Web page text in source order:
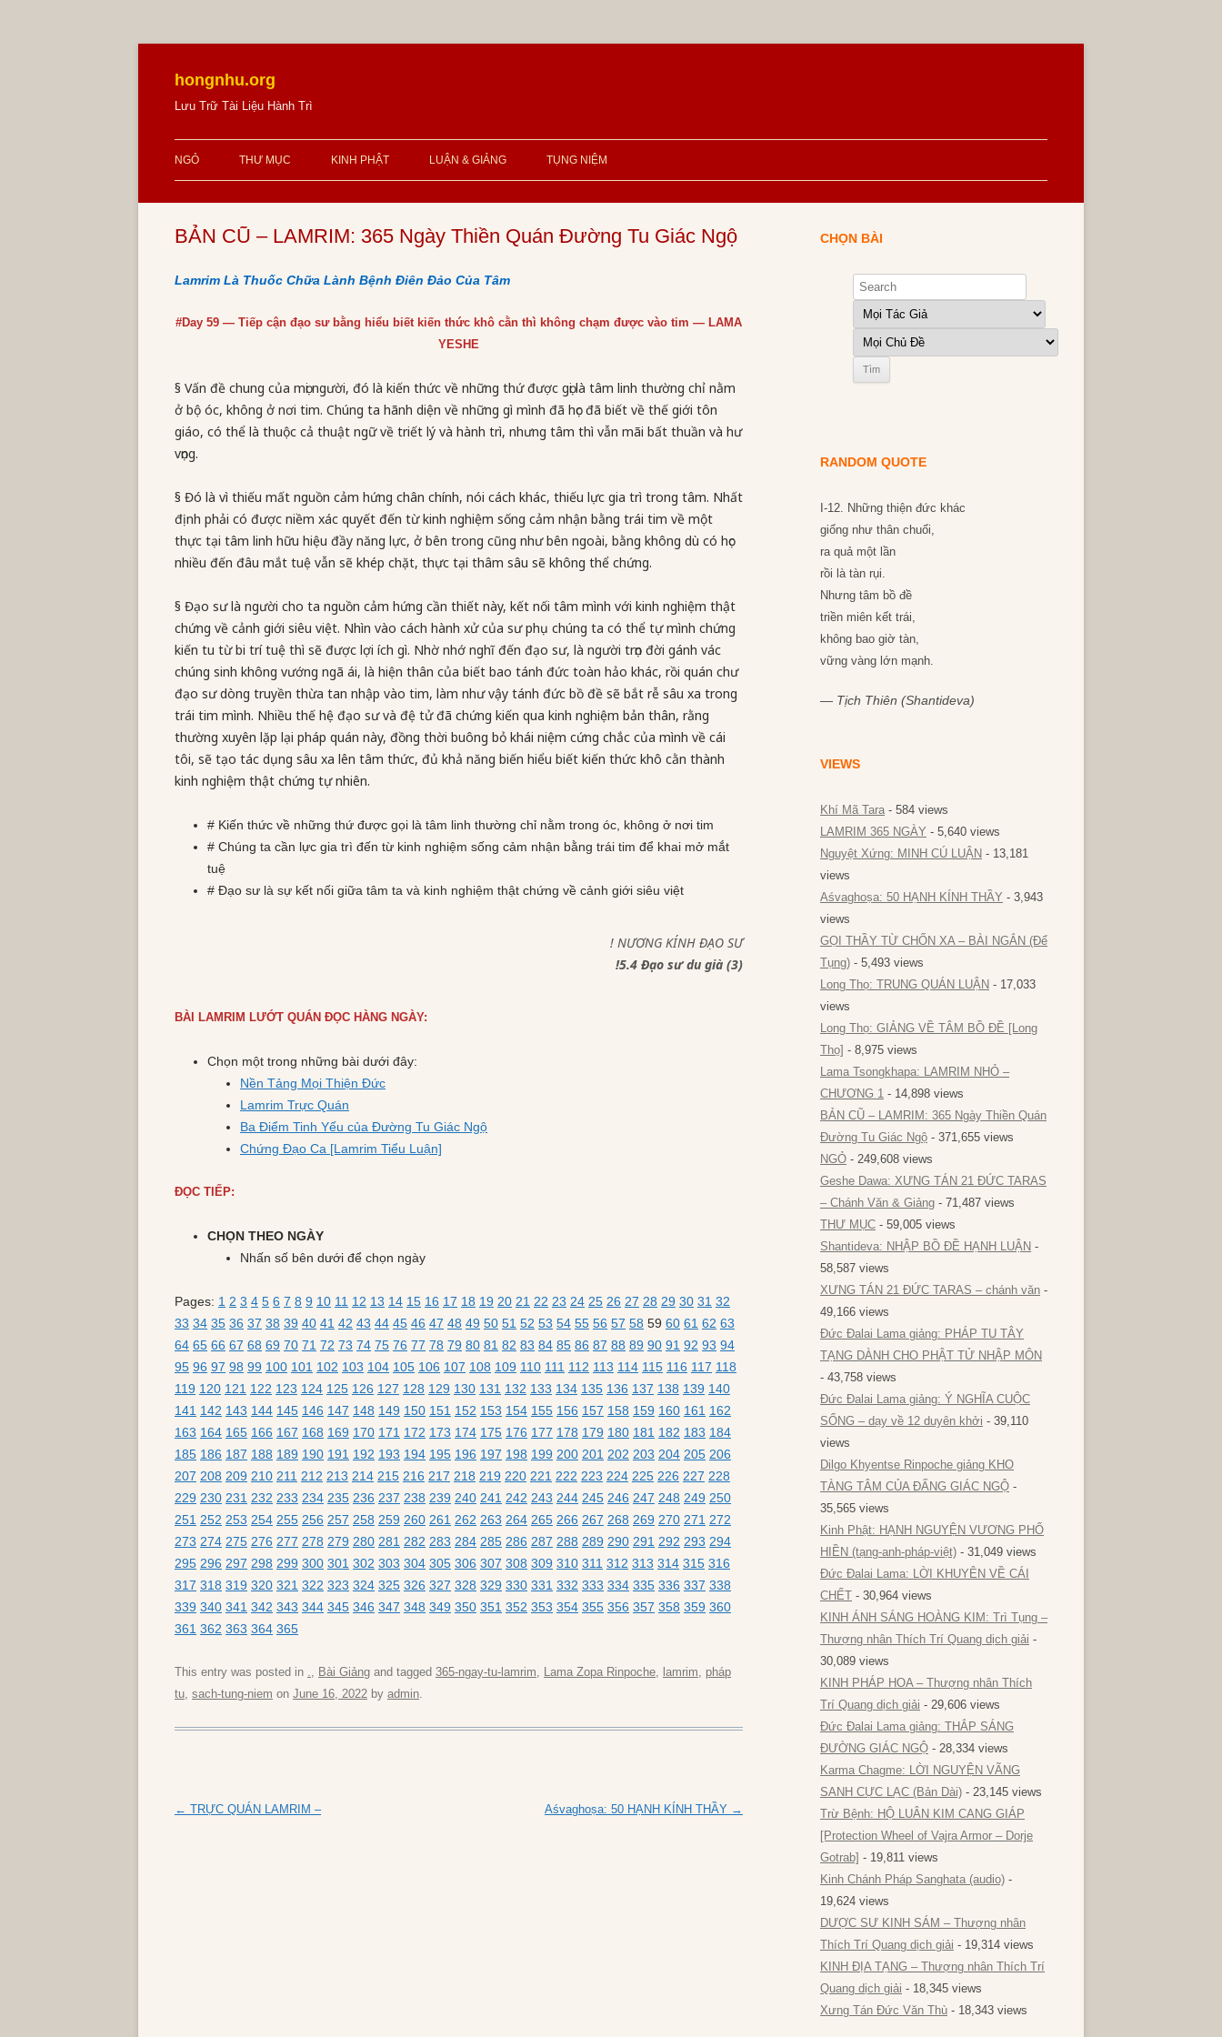
contenthongnhu.org
Lưu Trữ Tài Liệu Hành Trì
NGỎ THƯ MỤC KINH PHẬT LUẬN & GIẢNG TỤNG NIỆM
BẢN CŨ – LAMRIM: 365 Ngày Thiền Quán Đường Tu Giác Ngộ
Lamrim Là Thuốc Chữa Lành Bệnh Điên Đảo Của Tâm
#Day 59 — Tiếp cận đạo sư bằng hiểu biết kiến thức khô cằn thì không chạm được vào tim — LAMA
YESHE
§ Vấn đề chung của mọi người, đó là kiến thức về những thứ được gọi là tâm linh thường chỉ nằm
ở bộ óc, không ở nơi tim. Chúng ta hãnh diện về những gì mình đã học đã biết về thế giới tôn
giáo, có thể là thuộc cả thuật ngữ về triết lý và hành trì, nhưng tâm thì vẫn mãi bất thuần và hư
vọng.
§ Đó là vì thiếu mất nguồn cảm hứng chân chính, nói cách khác, thiếu lực gia trì trong tâm. Nhất
định phải có được niềm xác quyết đến từ kinh nghiệm sống cảm nhận bằng trái tim về một
thực tại tâm linh hữu hiệu đầy năng lực, ở bên trong cũng như bên ngoài, bằng không dù có học
nhiều đến đâu mắt tuệ vẫn sẽ khép chặt, thực tại thâm sâu sẽ không thể chứng.
§ Đạo sư là người cho ta nguồn cảm hứng cần thiết này, kết nối tâm mình với kinh nghiệm thật
chứng về cảnh giới siêu việt. Nhìn vào cách hành xử của sư phụ chúng ta có thể tự mình chứng
kiến tu từ bi trí tuệ thì sẽ được lợi ích gì. Nhờ nhớ nghĩ đến đạo sư, là người trọn đời gánh vác
chúng sinh không vướng ngã ái, là hiện thân của biết bao tánh đức toàn hảo khác, rồi quán chư
đạo sư dòng truyền thừa tan nhập vào tim, làm như vậy tánh đức bồ đề sẽ bắt rễ sâu xa trong
trái tim mình. Nhiều thế hệ đạo sư và đệ tử đã chứng kiến qua kinh nghiệm bản thân, rằng
thường xuyên lặp lại pháp quán này, đồng thời buông bỏ khái niệm cứng chắc của mình về cái
tôi, sẽ tạo tác dụng sâu xa lên tâm thức, đủ khả năng biến hiểu biết kiến thức khô cằn thành
kinh nghiệm thật chứng tự nhiên.
# Kiến thức về những thứ được gọi là tâm linh thường chỉ nằm trong óc, không ở nơi tim
# Chúng ta cần lực gia trì đến từ kinh nghiệm sống cảm nhận bằng trái tim để khai mở mắt
tuệ
# Đạo sư là sự kết nối giữa tâm ta và kinh nghiệm thật chứng về cảnh giới siêu việt
! NƯƠNG KÍNH ĐẠO SƯ
!5.4 Đạo sư du già (3)
BÀI LAMRIM LƯỚT QUÁN ĐỌC HÀNG NGÀY:
Chọn một trong những bài dưới đây:
Nền Tảng Mọi Thiện Đức
Lamrim Trực Quán
Ba Điểm Tinh Yếu của Đường Tu Giác Ngộ
Chứng Đạo Ca [Lamrim Tiểu Luận]
ĐỌC TIẾP:
CHỌN THEO NGÀY
Nhấn số bên dưới để chọn ngày
Pages: 1 2 3 4 5 6 7 8 9 10 11 12 13 14 15 16 17 18 19 20 21 22 23 24 25 26 27 28 29 30 31 32
33 34 35 36 37 38 39 40 41 42 43 44 45 46 47 48 49 50 51 52 53 54 55 56 57 58 59 60 61 62 63
64 65 66 67 68 69 70 71 72 73 74 75 76 77 78 79 80 81 82 83 84 85 86 87 88 89 90 91 92 93 94
95 96 97 98 99 100 101 102 103 104 105 106 107 108 109 110 111 112 113 114 115 116 117 118
119 120 121 122 123 124 125 126 127 128 129 130 131 132 133 134 135 136 137 138 139 140
141 142 143 144 145 146 147 148 149 150 151 152 153 154 155 156 157 158 159 160 161 162
163 164 165 166 167 168 169 170 171 172 173 174 175 176 177 178 179 180 181 182 183 184
185 186 187 188 189 190 191 192 193 194 195 196 197 198 199 200 201 202 203 204 205 206
207 208 209 210 211 212 213 214 215 216 217 218 219 220 221 222 223 224 225 226 227 228
229 230 231 232 233 234 235 236 237 238 239 240 241 242 243 244 245 246 247 248 249 250
251 252 253 254 255 256 257 258 259 260 261 262 263 264 265 266 267 268 269 270 271 272
273 274 275 276 277 278 279 280 281 282 283 284 285 286 287 288 289 290 291 292 293 294
295 296 297 298 299 300 301 302 303 304 305 306 307 308 309 310 311 312 313 314 315 316
317 318 319 320 321 322 323 324 325 326 327 328 329 330 331 332 333 334 335 336 337 338
339 340 341 342 343 344 345 346 347 348 349 350 351 352 353 354 355 356 357 358 359 360
361 362 363 364 365
This entry was posted in ., Bài Giảng and tagged 365-ngay-tu-lamrim, Lama Zopa Rinpoche, lamrim, pháp
tu, sach-tung-niem on June 16, 2022 by admin.
Post
← TRỰC QUÁN LAMRIM – Aśvaghoṣa: 50 HẠNH KÍNH THẦY →
CHỌN BÀI
RANDOM QUOTE
I-12. Những thiện đức khác
giống như thân chuối,
ra quả một lần
rồi là tàn rụi.
Nhưng tâm bồ đề
triền miên kết trái,
không bao giờ tàn,
vững vàng lớn mạnh.
— Tịch Thiên (Shantideva)
VIEWS
Khí Mã Tara - 584 views
LAMRIM 365 NGÀY - 5,640 views
Nguyệt Xứng: MINH CÚ LUẬN - 13,181
views
Aśvaghoṣa: 50 HẠNH KÍNH THẦY - 3,943
views
GỌI THẦY TỪ CHỐN XA – BÀI NGẮN (Để
Tụng) - 5,493 views
Long Thọ: TRUNG QUÁN LUẬN - 17,033
views
Long Thọ: GIẢNG VỀ TÂM BỒ ĐỀ [Long
Thọ] - 8,975 views
Lama Tsongkhapa: LAMRIM NHỎ –
CHƯƠNG 1 - 14,898 views
BẢN CŨ – LAMRIM: 365 Ngày Thiền Quán
Đường Tu Giác Ngộ - 371,655 views
NGỎ - 249,608 views
Geshe Dawa: XƯNG TÁN 21 ĐỨC TARAS
– Chánh Văn & Giảng - 71,487 views
THƯ MỤC - 59,005 views
Shantideva: NHẬP BỒ ĐỀ HẠNH LUẬN -
58,587 views
XƯNG TÁN 21 ĐỨC TARAS – chánh văn -
49,166 views
Đức Đalai Lama giảng: PHÁP TU TÂY
TẠNG DÀNH CHO PHẬT TỬ NHẬP MÔN
- 43,758 views
Đức Đalai Lama giảng: Ý NGHĨA CUỘC
SỐNG – dạy về 12 duyên khởi - 39,110
views
Dilgo Khyentse Rinpoche giảng KHO
TÀNG TÂM CỦA ĐẤNG GIÁC NGỘ -
35,565 views
Kinh Phật: HẠNH NGUYỆN VƯƠNG PHỔ
HIỀN (tạng-anh-pháp-việt) - 31,049 views
Đức Đalai Lama: LỜI KHUYÊN VỀ CÁI
CHẾT - 30,964 views
KINH ÁNH SÁNG HOÀNG KIM: Trì Tụng –
Thượng nhân Thích Trí Quang dịch giải -
30,089 views
KINH PHÁP HOA – Thượng nhân Thích
Trí Quang dịch giải - 29,606 views
Đức Đalai Lama giảng: THẮP SÁNG
ĐƯỜNG GIÁC NGỘ - 28,334 views
Karma Chagme: LỜI NGUYỆN VÃNG
SANH CỰC LẠC (Bản Dài) - 23,145 views
Trừ Bệnh: HỘ LUÂN KIM CANG GIÁP
[Protection Wheel of Vajra Armor – Dorje
Gotrab] - 19,811 views
Kinh Chánh Pháp Sanghata (audio) -
19,624 views
DƯỢC SƯ KINH SÁM – Thượng nhân
Thích Trí Quang dịch giải - 19,314 views
KINH ĐỊA TẠNG – Thượng nhân Thích Trí
Quang dịch giải - 18,345 views
Xưng Tán Đức Văn Thù - 18,343 views